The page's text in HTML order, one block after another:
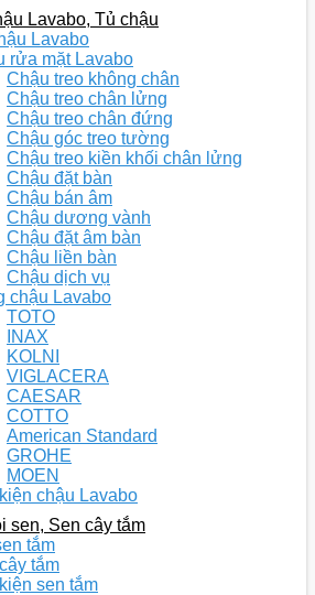
Lavabo, Tủ chậu
Lavabo
rửa mặt Lavabo
Chậu treo không chân
Chậu treo chân lửng
Chậu treo chân đứng
Chậu góc treo tường
Chậu treo kiền khối chân lửng
Chậu đặt bàn
Chậu bán âm
Chậu dương vành
Chậu đặt âm bàn
Chậu liền bàn
Chậu dịch vụ
chậu Lavabo
TOTO
INAX
KOLNI
VIGLACERA
CAESAR
COTTO
American Standard
GROHE
MOEN
chậu Lavabo
sen, Sen cây tắm
tắm
tắm
sen tắm